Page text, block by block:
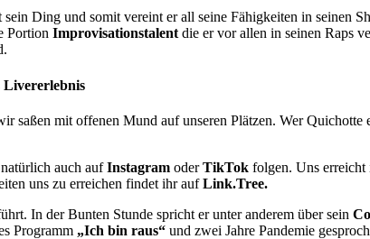
Ding und somit vereint er all seine Fähigkeiten in seinen
Portion Improvisationstalentdie er vor allen in seinen Raps
Livererlebnis
saßen mit offenen Mund auf unseren Plätzen. Wer
auch aufInstagram oderTikTok folgen. Uns erreicht
uns zu erreichen findet ihr aufLink.Tree.
In der Bunten Stunde spricht er unter anderem über sein
Programm „Ich bin raus“ und zwei Jahre Pandemie